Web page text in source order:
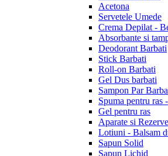
Acetona
Servetele Umede
Crema Depilat -
Absorbante si
Deodorant Barbati
Stick Barbati
Roll-on Barbati
Gel Dus barbati
Sampon Par
Spuma pentru ras
Gel pentru ras
Aparate si
Lotiuni - Balsam
Sapun Solid
Sapun Lichid